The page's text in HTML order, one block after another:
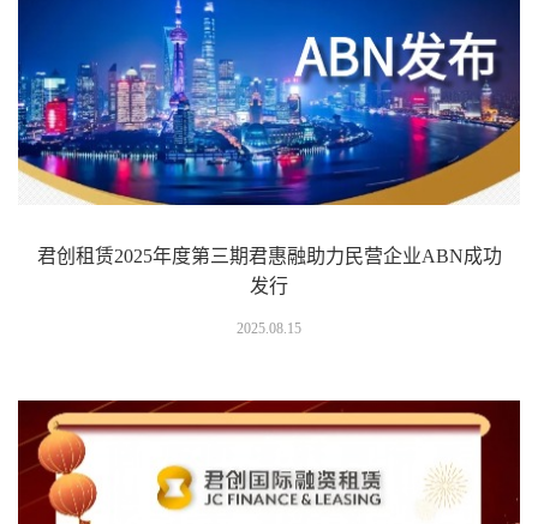
君创租赁2025年度第三期君惠融助力民营企业ABN成功
发行
2025.08.15